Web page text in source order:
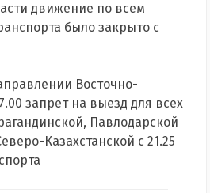
движение по всем
было закрыто с
Восточно-
запрет на выезд для всех
Павлодарской
Казахстанской с 21.25